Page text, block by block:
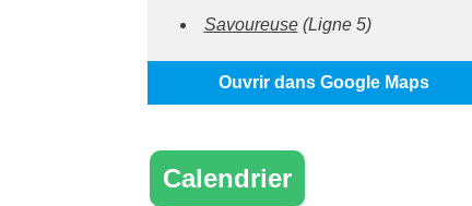
Savoureuse(Ligne 5)
Ouvrir dans Google Maps
Calendrier